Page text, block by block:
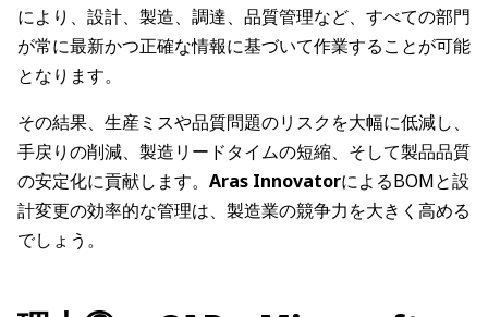
により、設計、製造、調達、品質管理など、すべての部門
が常に最新かつ正確な情報に基づいて作業することが可能
となります。
その結果、生産ミスや品質問題のリスクを大幅に低減し、
手戻りの削減、製造リードタイムの短縮、そして製品品質
の安定化に貢献します。 Aras InnovatorによるBOMと設
計変更の効率的な管理は、製造業の競争力を大きく高める
でしょう。